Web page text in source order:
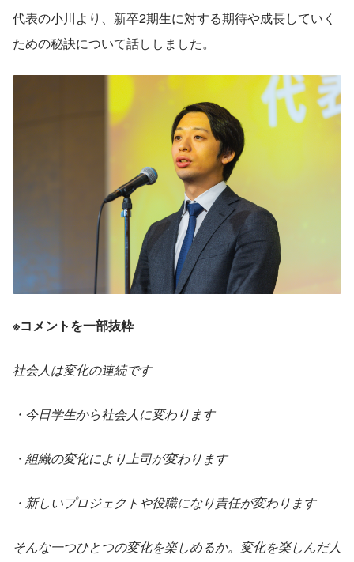
代表の小川より、新卒2期生に対する期待や成長していく
ための秘訣について話ししました。
※コメントを一部抜粋
社会人は変化の連続です
・今日学生から社会人に変わります
・組織の変化により上司が変わります
・新しいプロジェクトや役職になり責任が変わります
そんな一つひとつの変化を楽しめるか。変化を楽しんだ人